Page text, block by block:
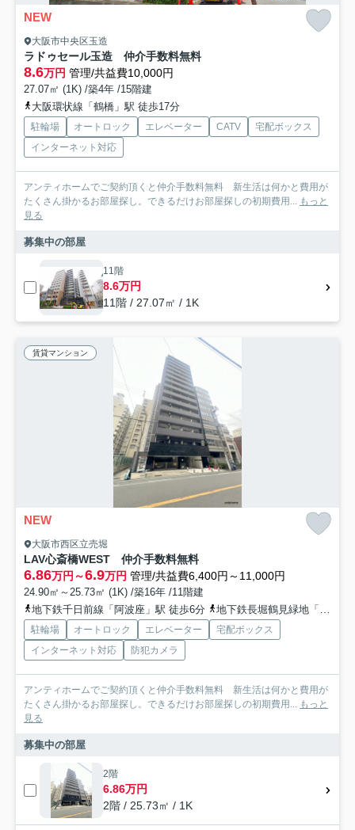
NEW
大阪市中央区玉造
ラドゥセール玉造 仲介手数料無料
8.6万円 管理/共益費10,000円
27.07㎡ (1K) /築4年 /15階建
大阪環状線「鶴橋」駅 徒歩17分
駐輪場 オートロック エレベーター CATV
宅配ボックス
インターネット対応
アンティホームでご契約頂くと仲介手数料無料 新生活は何かと費用が
たくさん掛かるお部屋探し。できるだけお部屋探しの初期費用... もっと
見る
募集中の部屋
11階
8.6万円
11階 / 27.07㎡ / 1K
賃貸マンション
NEW
大阪市西区立売堀
LAV心斎橋WEST 仲介手数料無料
6.86万円～6.9万円 管理/共益費6,400円～11,000円
24.90㎡～25.73㎡ (1K) /築16年 /11階建
地下鉄千日前線「阿波座」駅 徒歩6分
地下鉄長堀鶴見緑地「西長堀」駅 徒歩7分
駐輪場 オートロック エレベーター
宅配ボックス
インターネット対応
防犯カメラ
アンティホームでご契約頂くと仲介手数料無料 新生活は何かと費用が
たくさん掛かるお部屋探し。できるだけお部屋探しの初期費用... もっと
見る
募集中の部屋
2階
6.86万円
2階 / 25.73㎡ / 1K